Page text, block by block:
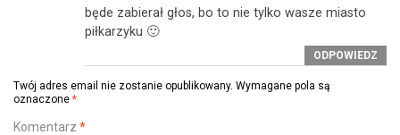
będe zabierał głos, bo to nie tylko wasze miasto
piłkarzyku 🙂
ODPOWIEDZ
Twój adres email nie zostanie opublikowany. Wymagane pola są
oznaczone *
Komentarz *